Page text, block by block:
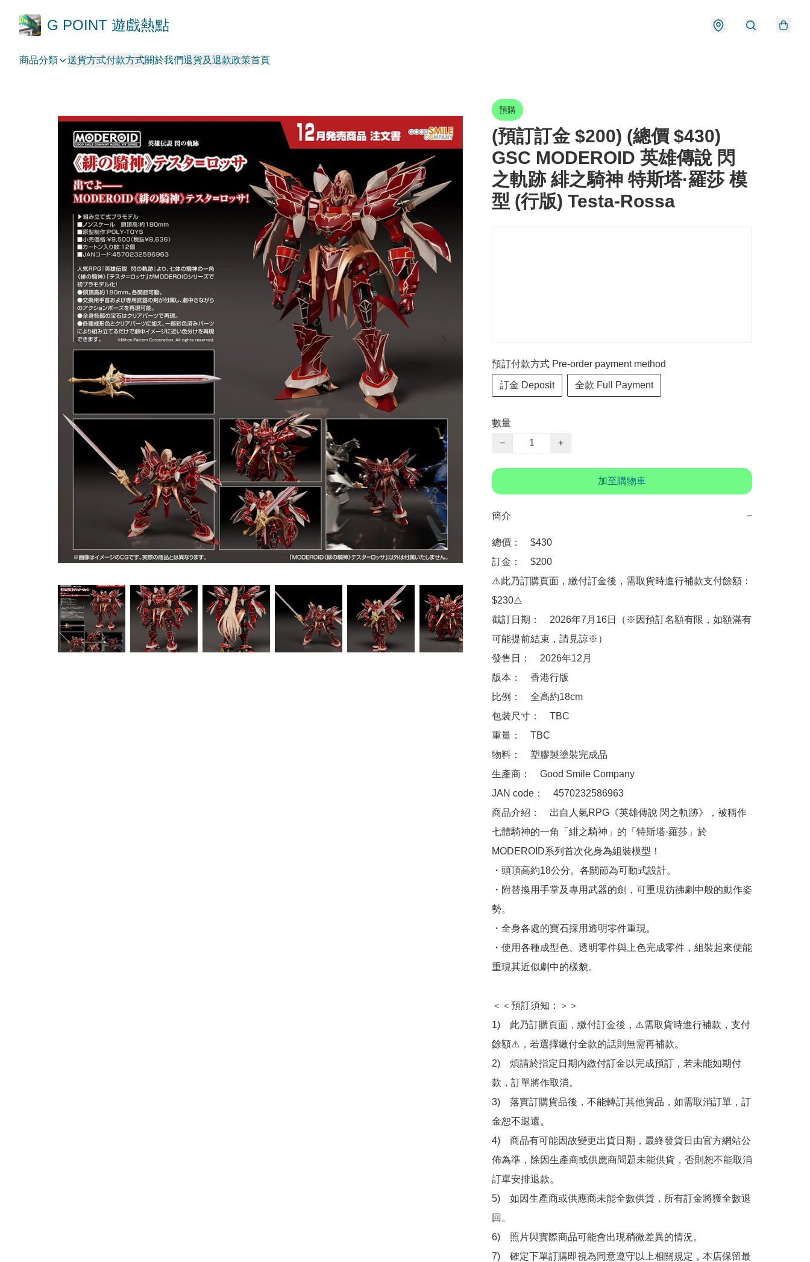
G POINT 遊戲熱點
商品分類 送貨方式付款方式關於我們退貨及退款政策首頁
預購
(預訂訂金 $200) (總價 $430)
GSC MODEROID 英雄傳說 閃
之軌跡 緋之騎神 特斯塔·羅莎 模
型 (行版) Testa-Rossa
預訂付款方式 Pre-order payment method
訂金 Deposit 全款 Full Payment
數量
−
+
加至購物車
簡介 −
總價：　$430
訂金：　$200
⚠️此乃訂購頁面，繳付訂金後，需取貨時進行補款支付餘額：
$230⚠️
截訂日期：　2026年7月16日（※因預訂名額有限，如額滿有
可能提前結束，請見諒※）
發售日：　2026年12月
版本：　香港行版
比例：　全高約18cm
包裝尺寸：　TBC
重量：　TBC
物料：　塑膠製塗裝完成品
生產商：　Good Smile Company
JAN code：　4570232586963
商品介紹：　出自人氣RPG《英雄傳說 閃之軌跡》，被稱作
七體騎神的一角「緋之騎神」的「特斯塔·羅莎」於
MODEROID系列首次化身為組裝模型！
・頭頂高約18公分。各關節為可動式設計。
・附替換用手掌及專用武器的劍，可重現彷彿劇中般的動作姿
勢。
・全身各處的寶石採用透明零件重現。
・使用各種成型色、透明零件與上色完成零件，組裝起來便能
重現其近似劇中的樣貌。
＜＜預訂須知：＞＞
1)　此乃訂購頁面，繳付訂金後，⚠️需取貨時進行補款，支付
餘額⚠️，若選擇繳付全款的話則無需再補款。
2)　煩請於指定日期內繳付訂金以完成預訂，若未能如期付
款，訂單將作取消。
3)　落實訂購貨品後，不能轉訂其他貨品，如需取消訂單，訂
金恕不退還。
4)　商品有可能因故變更出貨日期，最終發貨日由官方網站公
佈為準，除因生產商或供應商問題未能供貨，否則恕不能取消
訂單安排退款。
5)　如因生產商或供應商未能全數供貨，所有訂金將獲全數退
回。
6)　照片與實際商品可能會出現稍微差異的情況。
7)　確定下單訂購即視為同意遵守以上相關規定，本店保留最